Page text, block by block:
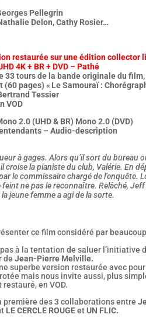
Pellegrin
Delon, Cathy Rosier…
restaurée sur une édition collector
4K + BR + DVD – Pathé
33 tours de la bande originale du film,
pages) « Le Samouraï :
Tessier
VOD
2.0 (UHD & BR) Mono 2.0 (DVD)
– Audio-description
à gages. Alors qu’il sort du bureau
croise la pianiste du club, Valérie. En
le commissaire chargé de l’enquête.
ne pas le reconnaître. Relâché,
jeune femme a agi de la sorte.
ce film considéré par
à la tentation de saluer l’initiative
de Jean-Pierre Melville.
superbe version restaurée avec pour
mais nous invite aussi, plus
en VOD.
première des 3 collaborations entre
LE CERCLE ROUGEetUN FLIC.